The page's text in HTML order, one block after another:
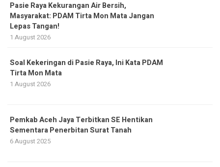
Pasie Raya Kekurangan Air Bersih,
Masyarakat: PDAM Tirta Mon Mata Jangan
Lepas Tangan!
1 August 2026
Soal Kekeringan di Pasie Raya, Ini Kata PDAM
Tirta Mon Mata
1 August 2026
Pemkab Aceh Jaya Terbitkan SE Hentikan
Sementara Penerbitan Surat Tanah
6 August 2025